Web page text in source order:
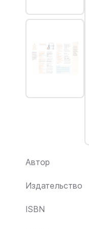
Автор
Издательство
ISBN